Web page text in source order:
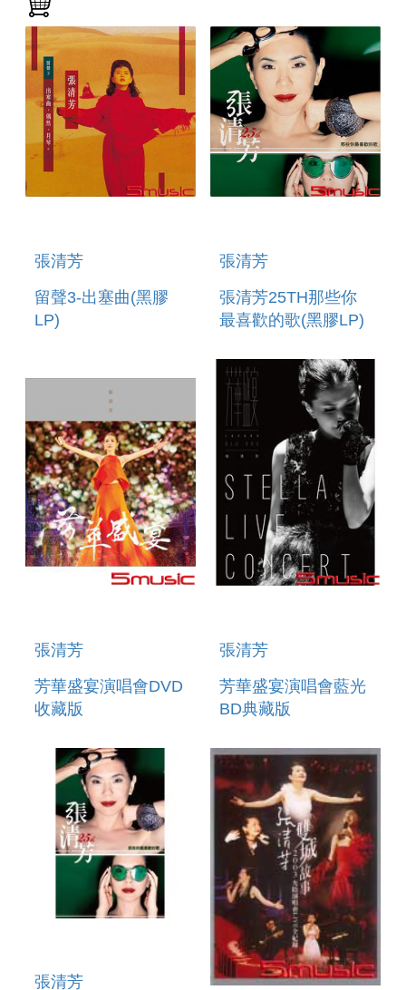
張清芳
留聲3-出塞曲(黑膠
LP)
張清芳
張清芳25TH那些你
最喜歡的歌(黑膠LP)
張清芳
芳華盛宴演唱會DVD
收藏版
張清芳
芳華盛宴演唱會藍光
BD典藏版
張清芳